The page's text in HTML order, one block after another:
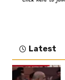
Latest